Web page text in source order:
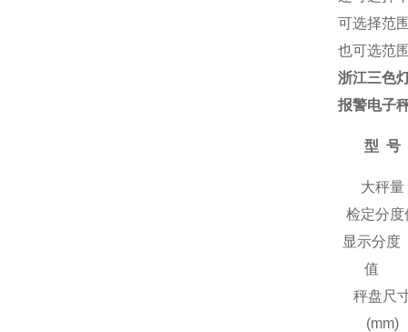
可选择范
也可选范
浙江三色
报警电子
型 号
大秤量
检定分度
显示分度
值
秤盘尺
(mm)